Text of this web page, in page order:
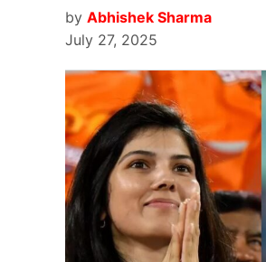
by Abhishek Sharma
July 27, 2025